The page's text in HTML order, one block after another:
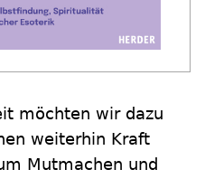
möchten wir dazu
weiterhin Kraft
Mutmachen und